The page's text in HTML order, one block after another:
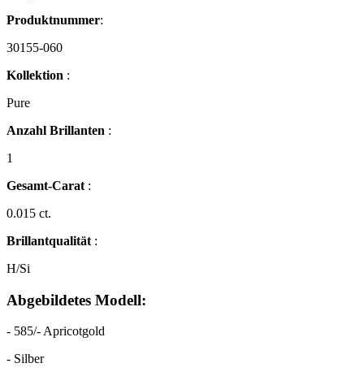
Produktnummer:
30155-060
Kollektion :
Pure
Anzahl Brillanten :
1
Gesamt-Carat :
0.015 ct.
Brillantqualität :
H/Si
Abgebildetes Modell:
- 585/- Apricotgold
- Silber